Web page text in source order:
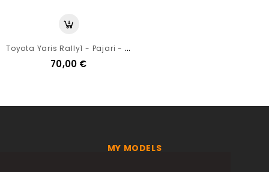
T
Oyota Yaris Rally1 - Pajari - Finlande 2024 - Ixo 1/18
70,00 €
MY MODELS